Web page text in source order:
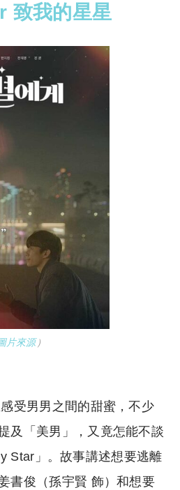
致我的星星
片來源）
受男男之間的甜蜜，不少
及「美男」，又竟怎能不談
Star」。故事講述想要逃離
書俊（孫宇賢 飾）和想要